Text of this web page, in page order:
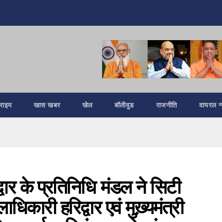
खास खबर खेल बॉलीवुड राजनीति वायरल
के प्रतिनिधि मंडल ने सिटी
हरिद्वार एवं मुख़्यमंत्री